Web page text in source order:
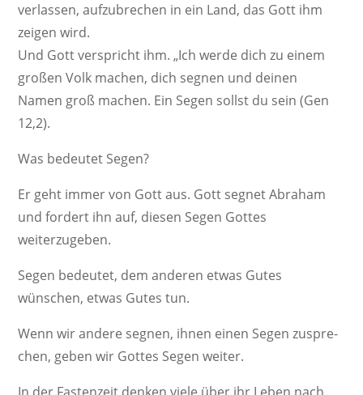
verlassen, aufzu­bre­chen in ein Land, das Gott ihm
zeigen wird.
Und Gott verspricht ihm. „Ich werde dich zu einem
großen Volk machen, dich segnen und deinen
Namen groß machen. Ein Segen sollst du sein (Gen
12,2).
Was bedeutet Segen?
Er geht immer von Gott aus. Gott segnet Abraham
und fordert ihn auf, diesen Segen Gottes
weiterzugeben.
Segen bedeutet, dem anderen etwas Gutes
wünschen, etwas Gutes tun.
Wenn wir andere segnen, ihnen einen Segen zuspre­
chen, geben wir Gottes Segen weiter.